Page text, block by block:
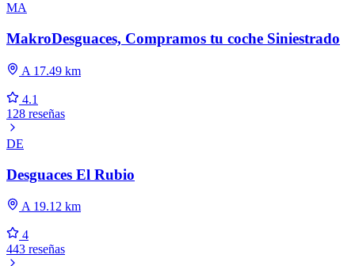
MA
MakroDesguaces, Compramos tu coche Siniestrado
A 17.49 km
4.1
128 reseñas
DE
Desguaces El Rubio
A 19.12 km
4
443 reseñas